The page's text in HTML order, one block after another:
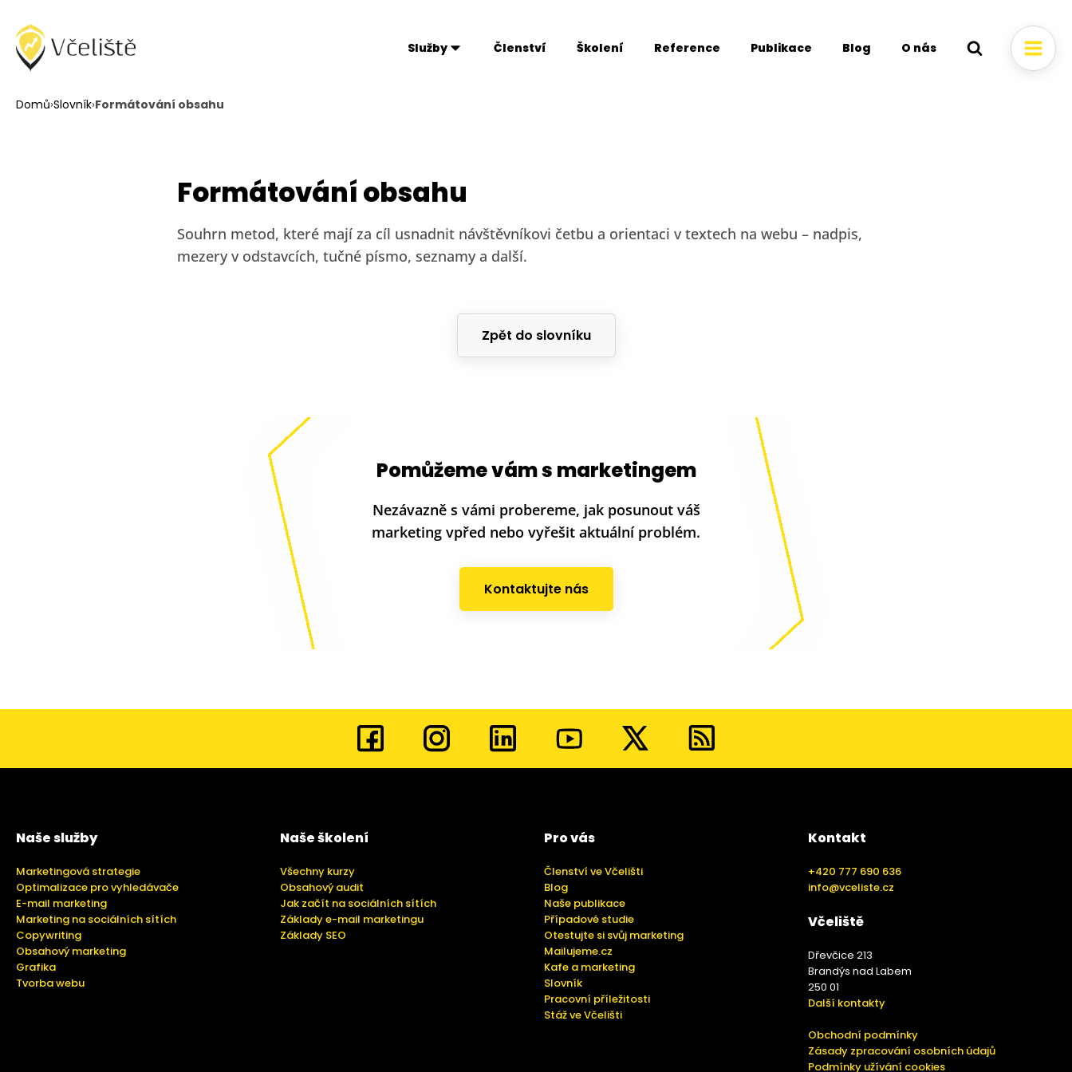
Služby Členství Školení Reference Publikace Blog O nás
Domů›Slovník›Formátování obsahu
Formátování obsahu
Souhrn metod, které mají za cíl usnadnit návštěvníkovi četbu a orientaci v textech na webu – nadpis,
mezery v odstavcích, tučné písmo, seznamy a další.
Zpět do slovníku
Pomůžeme vám s marketingem
Nezávazně s vámi probereme, jak posunout váš
marketing vpřed nebo vyřešit aktuální problém.
Kontaktujte nás
Naše služby
Marketingová strategie
Optimalizace pro vyhledávače
E-mail marketing
Marketing na sociálních sítích
Copywriting
Obsahový marketing
Grafika
Tvorba webu
Naše školení
Všechny kurzy
Obsahový audit
Jak začít na sociálních sítích
Základy e-mail marketingu
Základy SEO
Pro vás
Členství ve Včelišti
Blog
Naše publikace
Případové studie
Otestujte si svůj marketing
Mailujeme.cz
Kafe a marketing
Slovník
Pracovní příležitosti
Stáž ve Včelišti
Kontakt
+420 777 690 636
info@vceliste.cz
Včeliště
Dřevčice 213
Brandýs nad Labem
250 01
Další kontakty
Obchodní podmínky
Zásady zpracování osobních údajů
Podmínky užívání cookies